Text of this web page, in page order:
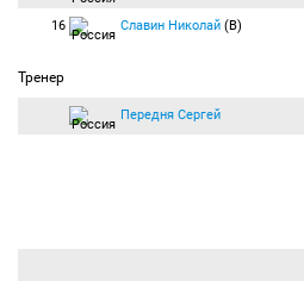
16 Славин Николай (В)
Тренер
Передня Сергей